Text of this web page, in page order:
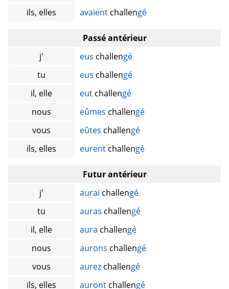
ils, elles
avaient challengé
Passé antérieur
j'
eus challengé
tu
eus challengé
il, elle
eut challengé
nous
eûmes challengé
vous
eûtes challengé
ils, elles
eurent challengé
Futur antérieur
j'
aurai challengé
tu
auras challengé
il, elle
aura challengé
nous
aurons challengé
vous
aurez challengé
ils, elles
auront challengé